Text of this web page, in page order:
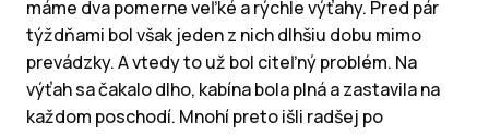
máme dva pomerne veľké a rýchle výťahy. Pred pár
týždňami bol však jeden z nich dlhšiu dobu mimo
prevádzky. A vtedy to už bol citeľný problém. Na
výťah sa čakalo dlho, kabína bola plná a zastavila na
každom poschodí. Mnohí preto išli radšej po